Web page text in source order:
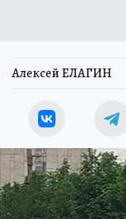
Алексей ЕЛАГИН